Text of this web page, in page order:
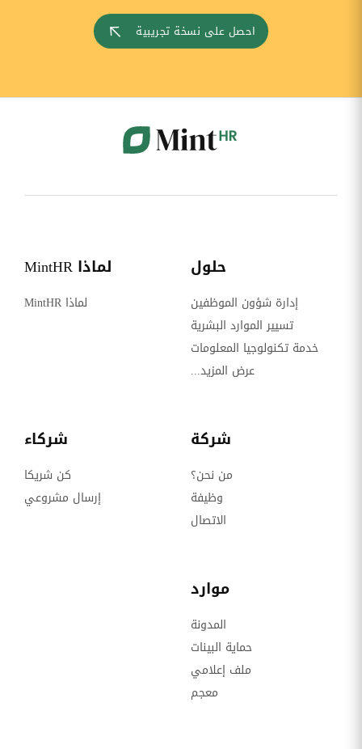
احصل على نسخة تجريبية
حلول
إدارة شؤون الموظفين
تسيير الموارد البشرية
خدمة تكنولوجيا المعلومات
عرض المزيد...
لماذا MintHR
لماذا MintHR
شركة
من نحن؟
وظيفة
الاتصال
شركاء
كن شريكا
إرسال مشروعي
موارد
المدونة
حماية البينات
ملف إعلامي
معجم